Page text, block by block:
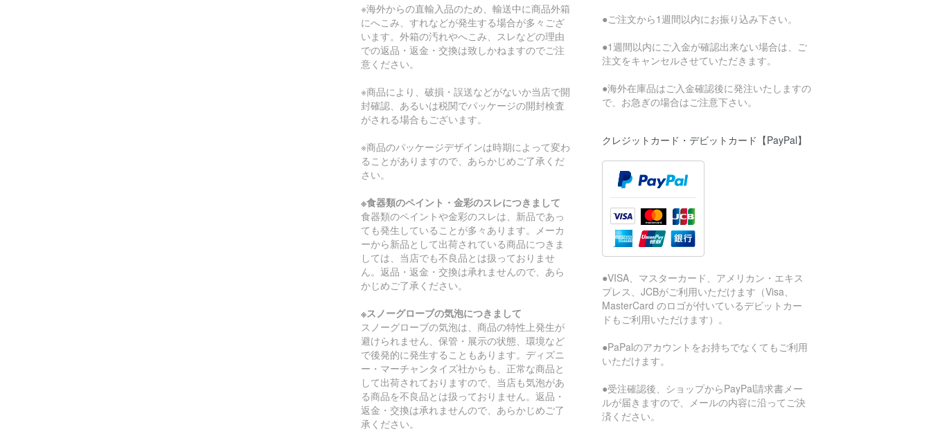
※海外からの直輸入品のため、輸送中に商品外箱
にへこみ、すれなどが発生する場合が多々ござ
います。外箱の汚れやへこみ、スレなどの理由
での返品・返金・交換は致しかねますのでご注
意ください。
※商品により、破損・誤送などがないか当店で開
封確認、あるいは税関でパッケージの開封検査
がされる場合もございます。
※商品のパッケージデザインは時期によって変わ
ることがありますので、あらかじめご了承くだ
さい。
※食器類のペイント・金彩のスレにつきまして
食器類のペイントや金彩のスレは、新品であっ
ても発生していることが多々あります。メーカ
ーから新品として出荷されている商品につきま
しては、当店でも不良品とは扱っておりませ
ん。返品・返金・交換は承れませんので、あら
かじめご了承ください。
※スノーグローブの気泡につきまして
スノーグローブの気泡は、商品の特性上発生が
避けられません、保管・展示の状態、環境など
で後発的に発生することもあります。ディズニ
ー・マーチャンタイズ社からも、正常な商品と
して出荷されておりますので、当店も気泡があ
る商品を不良品とは扱っておりません。返品・
返金・交換は承れませんので、あらかじめご了
承ください。
●ご注文から1週間以内にお振り込み下さい。
●1週間以内にご入金が確認出来ない場合は、ご
注文をキャンセルさせていただきます。
●海外在庫品はご入金確認後に発注いたしますの
で、お急ぎの場合はご注意下さい。
クレジットカード・デビットカード【PayPal】
●VISA、マスターカード、アメリカン・エキス
プレス、JCBがご利用いただけます（Visa、
MasterCard のロゴが付いているデビットカー
ドもご利用いただけます）。
●PaPalのアカウントをお持ちでなくてもご利用
いただけます。
●受注確認後、ショップからPayPal請求書メー
ルが届きますので、メールの内容に沿ってご決
済ください。